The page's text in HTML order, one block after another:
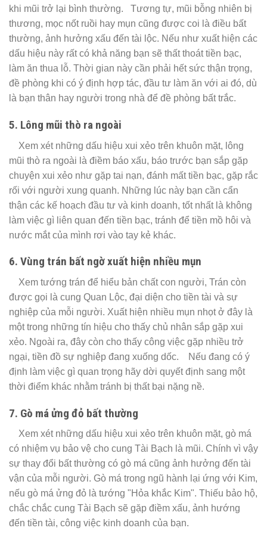
khi mũi trở lại bình thường. Tương tự, mũi bỗng nhiên bị
thương, mọc nốt ruồi hay mụn cũng được coi là điều bất
thường, ảnh hưởng xấu đến tài lộc. Nếu như xuất hiện các
dấu hiệu này rất có khả năng bạn sẽ thất thoát tiền bạc,
làm ăn thua lỗ. Thời gian này cần phải hết sức thận trọng,
đề phòng khi có ý định hợp tác, đầu tư làm ăn với ai đó, dù
là bạn thân hay người trong nhà để đề phòng bất trắc.
5. Lông mũi thò ra ngoài
Xem xét những dấu hiệu xui xẻo trên khuôn mặt, lông
mũi thò ra ngoài là điềm báo xấu, báo trước bạn sắp gặp
chuyện xui xẻo như gặp tai nạn, đánh mất tiền bạc, gặp rắc
rối với người xung quanh. Những lúc này bạn cần cẩn
thận các kế hoạch đầu tư và kinh doanh, tốt nhất là không
làm việc gì liên quan đến tiền bạc, tránh để tiền mồ hôi và
nước mắt của mình rơi vào tay kẻ khác.
6. Vùng trán bất ngờ xuất hiện nhiều mụn
Xem tướng trán để hiểu bản chất con người, Trán còn
được gọi là cung Quan Lộc, đại diện cho tiền tài và sự
nghiệp của mỗi người. Xuất hiện nhiều mụn nhọt ở đây là
một trong những tín hiệu cho thấy chủ nhân sắp gặp xui
xẻo. Ngoài ra, đây còn cho thấy công việc gặp nhiều trở
ngại, tiền đồ sự nghiệp đang xuống dốc. Nếu đang có ý
định làm việc gì quan trọng hãy dời quyết định sang một
thời điểm khác nhằm tránh bị thất bại nặng nề.
7. Gò má ửng đỏ bất thường
Xem xét những dấu hiệu xui xẻo trên khuôn mặt, gò má
có nhiệm vụ bảo vệ cho cung Tài Bạch là mũi. Chính vì vậy
sự thay đổi bất thường có gò má cũng ảnh hưởng đến tài
vận của mỗi người. Gò má trong ngũ hành lại ứng với Kim,
nếu gò má ửng đỏ là tướng "Hỏa khắc Kim". Thiếu bảo hộ,
chắc chắc cung Tài Bạch sẽ gặp điềm xấu, ảnh hướng
đến tiền tài, công việc kinh doanh của bạn.